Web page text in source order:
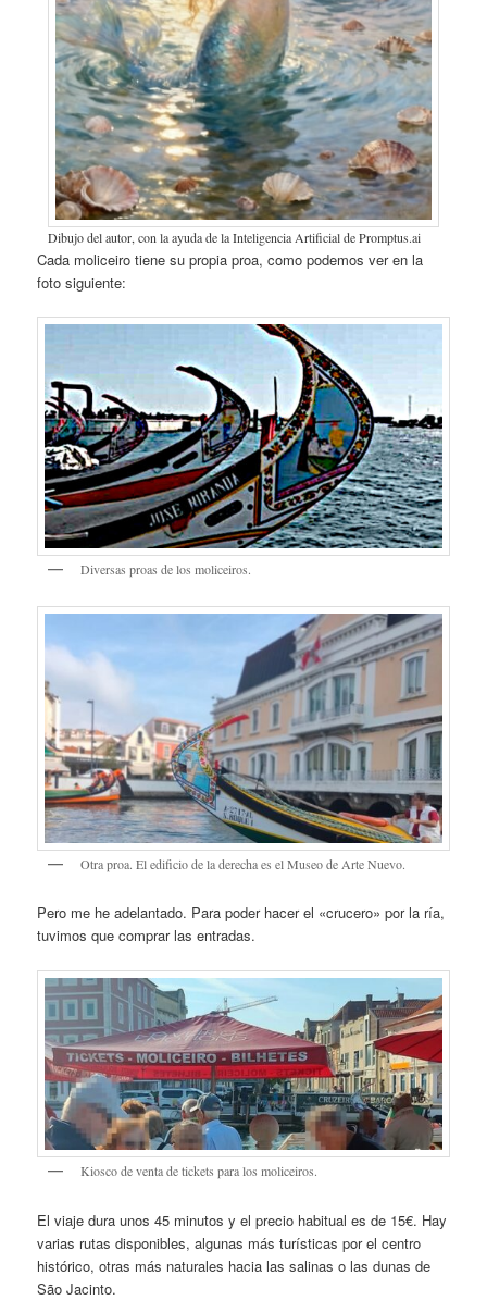
Dibujo del autor, con la ayuda de la Inteligencia Artificial de Promptus.ai
Cada moliceiro tiene su propia proa, como podemos ver en la
foto siguiente:
Diversas proas de los moliceiros.
Otra proa. El edificio de la derecha es el Museo de Arte Nuevo.
Pero me he adelantado. Para poder hacer el «crucero» por la ría,
tuvimos que comprar las entradas.
Kiosco de venta de tickets para los moliceiros.
El viaje dura unos 45 minutos y el precio habitual es de 15€. Hay
varias rutas disponibles, algunas más turísticas por el centro
histórico, otras más naturales hacia las salinas o las dunas de
São Jacinto.